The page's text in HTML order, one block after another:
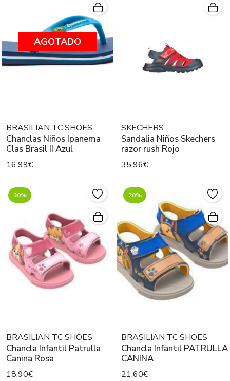
AGOTADO
BRASILIAN TC SHOES
Chanclas Niños Ipanema
Clas Brasil II Azul
16,99€
SKECHERS
Sandalia Niños Skechers
razor rush Rojo
35,96€
30%
BRASILIAN TC SHOES
Chancla Infantil Patrulla
Canina Rosa
18,90€
20%
BRASILIAN TC SHOES
Chancla Infantil PATRULLA
CANINA
21,60€